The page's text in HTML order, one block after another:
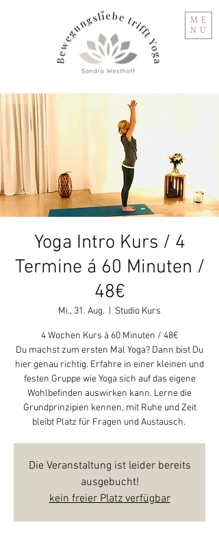
ME
NU
Yoga Intro Kurs / 4
Termine á 60 Minuten /
48€
Mi., 31. Aug. Studio Kurs
4 Wochen Kurs à 60 Minuten / 48€
Du machst zum ersten Mal Yoga? Dann bist Du
hier genau richtig. Erfahre in einer kleinen und
festen Gruppe wie Yoga sich auf das eigene
Wohlbefinden auswirken kann. Lerne die
Grundprinzipien kennen, mit Ruhe und Zeit
Die Veranstaltung ist leider bereits
ausgebucht!
kein freier Platz verfügbar